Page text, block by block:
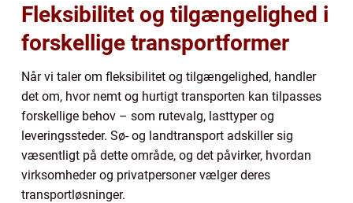
Fleksibilitet og tilgængelighed i
forskellige transportformer
Når vi taler om fleksibilitet og tilgængelighed, handler
det om, hvor nemt og hurtigt transporten kan tilpasses
forskellige behov – som rutevalg, lasttyper og
leveringssteder. Sø- og landtransport adskiller sig
væsentligt på dette område, og det påvirker, hvordan
virksomheder og privatpersoner vælger deres
transportløsninger.